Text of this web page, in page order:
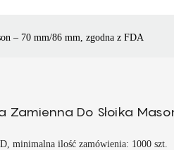
– 70 mm/86 mm, zgodna z FDA
Zamienna Do Słoika
minimalna ilość zamówienia: 1000 szt.